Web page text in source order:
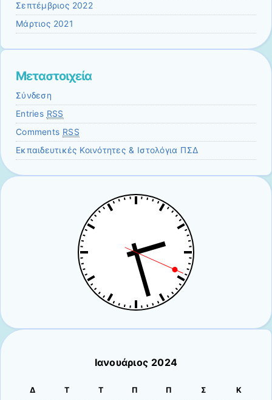
Σεπτέμβριος 2022
Μάρτιος 2021
Μεταστοιχεία
Σύνδεση
Entries RSS
Comments RSS
Εκπαιδευτικές Κοινότητες & Ιστολόγια ΠΣΔ
Ιανουάριος 2024
Δ Τ Τ Π Π Σ Κ